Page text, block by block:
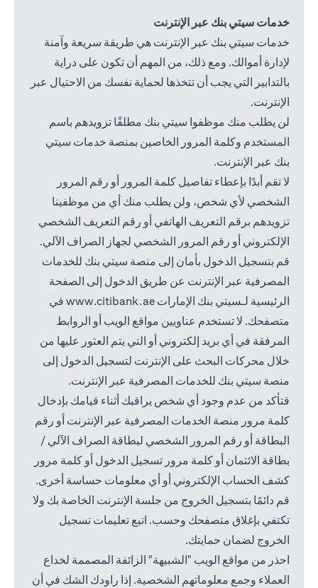
خدمات سيتي بنك عبر الإنترنت
خدمات سيتي بنك عبر الإنترنت هي طريقة سريعة وآمنة
لإدارة أموالك. ومع ذلك، من المهم أن تكون على دراية
بالتدابير التي يجب أن تتخذها لحماية نفسك من الاحتيال عبر
الإنترنت.
لن يطلب منك موظفوا سيتي بنك مطلقًا تزويدهم باسم
المستخدم وكلمة المرور الخاصين بمنصة خدمات سيتي
بنك عبر الإنترنت.
لا تقم أبدًا بإعطاء تفاصيل كلمة المرور أو رقم المرور
الشخصي لأي شخص، ولن يطلب منك أي من موظفينا
تزويدهم برقم التعريف الهاتفي أو رقم التعريف الشخصي
الإلكتروني أو رقم المرور الشخصي لجهاز الصراف الآلي.
قم بتسجيل الدخول بأمان إلى منصة سيتي بنك للخدمات
المصرفية عبر الإنترنت عن طريق الدخول إلى الصفحة
الرئيسية لـسيتي بنك الإمارات www.citibank.ae
(opens in a new tab)في
متصفحك. لا تستخدم عناويين مواقع الويب أو الروابط
المرفقة في أي بريد إلكتروني أو التي يتم العثور عليها من
خلال محركات البحث على الإنترنت لتسجيل الدخول إلى
منصة سيتي بنك للخدمات المصرفية عبر الإنترنت.
قتأكد من عدم وجود أي شخص يراقبك أثناء قيامك بإدخال
كلمة مرور منصة الخدمات المصرفية عبر الإنترنت أو رقم
البطاقة أو رقم المرور الشخصي لبطاقة الصراف الآلي /
بطاقة الائتمان أو كلمة مرور تسجيل الدخول أو كلمة مرور
كشف الحساب الإلكتروني أو أي معلومات حساسة أخرى.
قم دائمًا بتسجيل الخروج من جلسة الإنترنت الخاصة بك ولا
تكتفي بإغلاق متصفحك وحسب. اتبع تعليمات تسجيل
الخروج لضمان حمايتك.
احذر من مواقع الويب "الشبيهة" الزائفة المصممة لخداع
العملاء وجمع معلوماتهم الشخصية. إذا راودك الشك في أن